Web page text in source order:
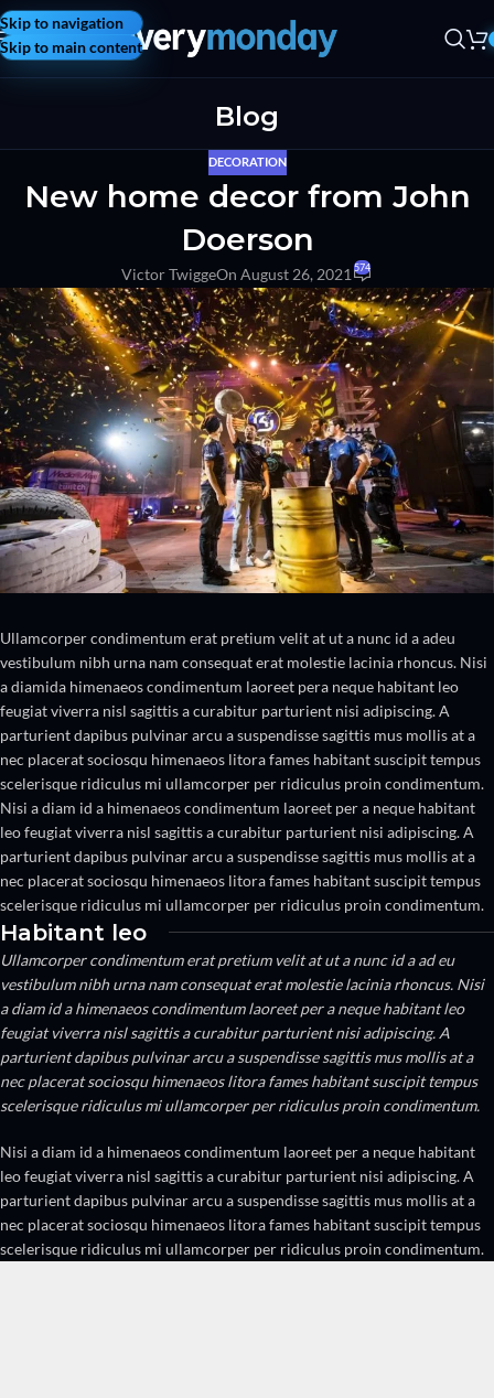
Skip to navigation
Skip to main content
Blog
DECORATION
New home decor from John
Doerson
Victor TwiggeOn August 26, 2021 574
Ullamcorper condimentum erat pretium velit at ut a nunc id a adeu
vestibulum nibh urna nam consequat erat molestie lacinia rhoncus. Nisi
a diamida himenaeos condimentum laoreet pera neque habitant leo
feugiat viverra nisl sagittis a curabitur parturient nisi adipiscing. A
parturient dapibus pulvinar arcu a suspendisse sagittis mus mollis at a
nec placerat sociosqu himenaeos litora fames habitant suscipit tempus
scelerisque ridiculus mi ullamcorper per ridiculus proin condimentum.
Nisi a diam id a himenaeos condimentum laoreet per a neque habitant
leo feugiat viverra nisl sagittis a curabitur parturient nisi adipiscing. A
parturient dapibus pulvinar arcu a suspendisse sagittis mus mollis at a
nec placerat sociosqu himenaeos litora fames habitant suscipit tempus
scelerisque ridiculus mi ullamcorper per ridiculus proin condimentum.
Habitant leo
Ullamcorper condimentum erat pretium velit at ut a nunc id a ad eu
vestibulum nibh urna nam consequat erat molestie lacinia rhoncus. Nisi
a diam id a himenaeos condimentum laoreet per a neque habitant leo
feugiat viverra nisl sagittis a curabitur parturient nisi adipiscing. A
parturient dapibus pulvinar arcu a suspendisse sagittis mus mollis at a
nec placerat sociosqu himenaeos litora fames habitant suscipit tempus
scelerisque ridiculus mi ullamcorper per ridiculus proin condimentum.
Nisi a diam id a himenaeos condimentum laoreet per a neque habitant
leo feugiat viverra nisl sagittis a curabitur parturient nisi adipiscing. A
parturient dapibus pulvinar arcu a suspendisse sagittis mus mollis at a
nec placerat sociosqu himenaeos litora fames habitant suscipit tempus
scelerisque ridiculus mi ullamcorper per ridiculus proin condimentum.